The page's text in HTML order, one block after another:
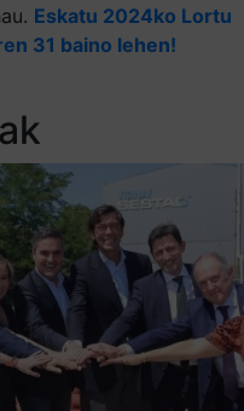
Eskatu 2024ko Lortu
31 baino lehen!